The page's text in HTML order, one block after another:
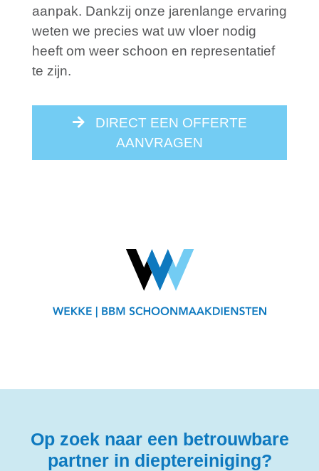
aanpak. Dankzij onze jarenlange ervaring
weten we precies wat uw vloer nodig
heeft om weer schoon en representatief
te zijn.
DIRECT EEN OFFERTE
AANVRAGEN
Op zoek naar een betrouwbare
partner in dieptereiniging?